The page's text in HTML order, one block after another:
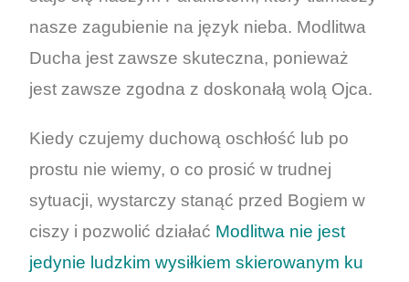
nasze zagubienie na język nieba. Modlitwa
Ducha jest zawsze skuteczna, ponieważ
jest zawsze zgodna z doskonałą wolą Ojca.
Kiedy czujemy duchową oschłość lub po
prostu nie wiemy, o co prosić w trudnej
sytuacji, wystarczy stanąć przed Bogiem w
ciszy i pozwolić działać Modlitwa nie jest
jedynie ludzkim wysiłkiem skierowanym ku